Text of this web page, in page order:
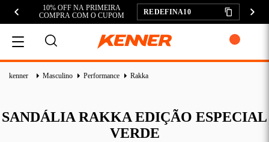
10% OFF NA PRIMEIRA
COMPRA COM O CUPOM
REDEFINA10
MEU CARRINHO
kenner Masculino Performance Rakka
SANDÁLIA RAKKA EDIÇÃO ESPECIAL
VERDE